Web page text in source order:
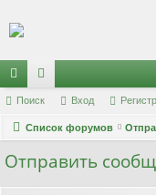
Регистрация
с
ы
лк
ор
ум
ы
Поиск Вход Регистр
Список форумов
Отправить